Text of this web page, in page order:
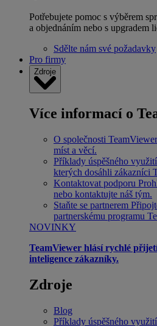
Potřebujete pomoc s výběrem
a objednáním nebo s upgradem
Sdělte nám své požadavky
Pro firmy
Zdroje
Více informací o
O společnosti TeamViewer
míst a věcí.
Příklady úspěšného využití
kterých dosáhli zákazníci
Kontaktovat podporu
nebo kontaktujte náš tým.
Staňte se partnerem
partnerskému programu
NOVINKY
TeamViewer hlásí rychlé
inteligence zákazníky.
Zdroje
Blog
Příklady úspěšného využití